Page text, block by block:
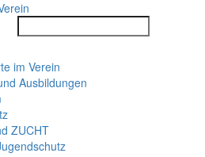
im Verein
Ausbildungen
ZUCHT